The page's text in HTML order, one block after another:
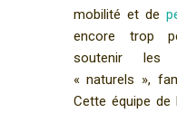
mobilité et de
encore trop
soutenir les
« naturels »,
Cette équipe de